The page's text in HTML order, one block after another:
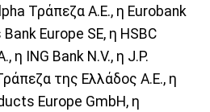
Τράπεζα Α.Ε., η Eurobank
Europe SE, η HSBC
η ING Bank N.V., η J.P.
της Ελλάδος Α.Ε., η
Europe GmbH, η